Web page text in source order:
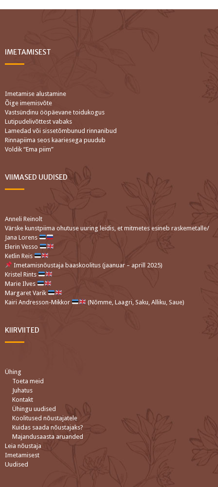
IMETAMISEST
Imetamise alustamine
Õige imemisvõte
Vastsündinu ööpäevane toidukogus
Lutipudelivõttest vabaks
Lamedad või sissetõmbunud rinnanibud
Rinnapiima seos kaariesega puudub
Voldik “Ema piim”
VIIMASED UUDISED
Anneli Reinolt
Värske kunstpiima ohutuse uuring leidis, et mitmetes esineb raskemetalle/
Jana Lorens
Elerin Vesso
Ketlin Reis
Imetamisnõustaja baaskoolitus (jaanuar – aprill 2025)
Kristel Rints
Marie Ilves
Margaret Varik
Kairi Andresson-Mikkor
(Nõmme, Laagri, Saku, Alliku, Saue)
KIIRVIITED
Ühing
Toeta meid
Juhatus
Kontakt
Ühingu uudised
Koolitused nõustajatele
Kuidas saada nõustajaks?
Majandusaasta aruanded
Leia nõustaja
Imetamisest
Uudised